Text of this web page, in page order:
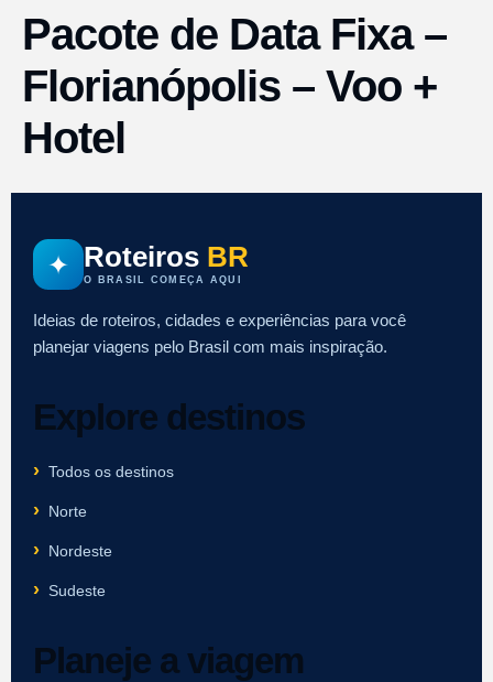
Pacote de Data Fixa –
Florianópolis – Voo +
Hotel
✦ Roteiros BR
O BRASIL COMEÇA AQUI
Ideias de roteiros, cidades e experiências para você
planejar viagens pelo Brasil com mais inspiração.
Explore destinos
Todos os destinos
Norte
Nordeste
Sudeste
Planeje a viagem